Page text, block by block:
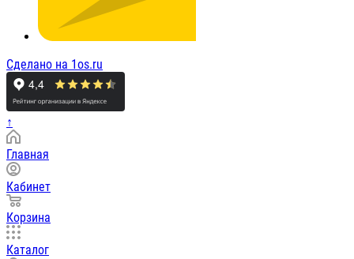
Сделано на 1os.ru
↑
Главная
Кабинет
Корзина
Каталог